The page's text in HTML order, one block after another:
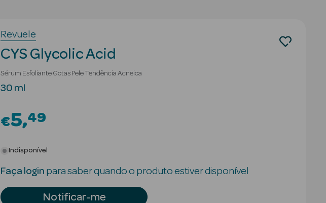
Revuele
CYS Glycolic Acid
Sérum Esfoliante Gotas Pele Tendência Acneica
30 ml
€5 49
Indisponível
Faça login para saber quando o produto estiver disponível
Notificar-me